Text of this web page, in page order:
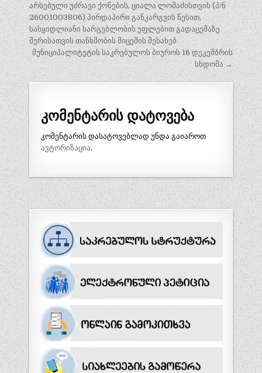
ნავიგაცია
არსებული უძრავი ქონების, ციალა ლომაძისთვის (პ/ნ
26001003806) პირდაპირი განკარგვის წესით,
სასყიდლიანი სარგებლობის უფლებით გადაცემაზე
მერისათვის თანხმობის მიცემის შესახებ
მუნიციპალიტეტის საკრებულოს ბიუროს 16 დეკემბრის
სხდომა →
კომენტარის დატოვება
კომენტარის დასატოვებლად უნდა გაიაროთ
ავტორიზაცია.